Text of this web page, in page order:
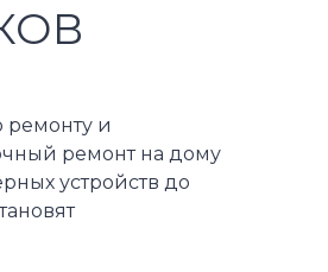
ремонту и
ремонт на дому
устройств до